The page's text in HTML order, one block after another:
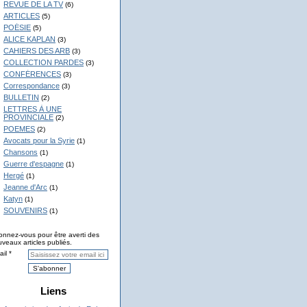
REVUE DE LA TV (6)
ARTICLES (5)
POÉSIE (5)
ALICE KAPLAN (3)
CAHIERS DES ARB (3)
COLLECTION PARDES (3)
CONFÉRENCES (3)
Correspondance (3)
BULLETIN (2)
LETTRES À UNE
PROVINCIALE (2)
POEMES (2)
Avocats pour la Syrie (1)
Chansons (1)
Guerre d'espagne (1)
Hergé (1)
Jeanne d'Arc (1)
Katyn (1)
SOUVENIRS (1)
vous pour être averti des
articles publiés.
Liens